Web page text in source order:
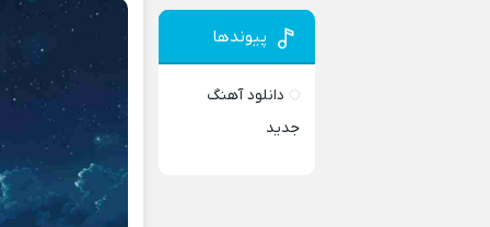
پیوندها
دانلود آهنگ
جدید